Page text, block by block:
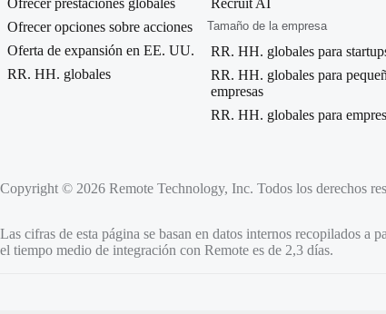
Ofrecer prestaciones globales
Ofrecer opciones sobre acciones
Oferta de expansión en EE. UU.
RR. HH. globales
Recruit AI
Tamaño de la empresa
RR. HH. globales para
RR. HH. globales para
empresas
RR. HH. globales para
Copyright © 2026 Remote Technology, Inc. Todos los derechos
Las cifras de esta página se basan en datos internos recopilados a
el tiempo medio de integración con Remote es de 2,3 días.